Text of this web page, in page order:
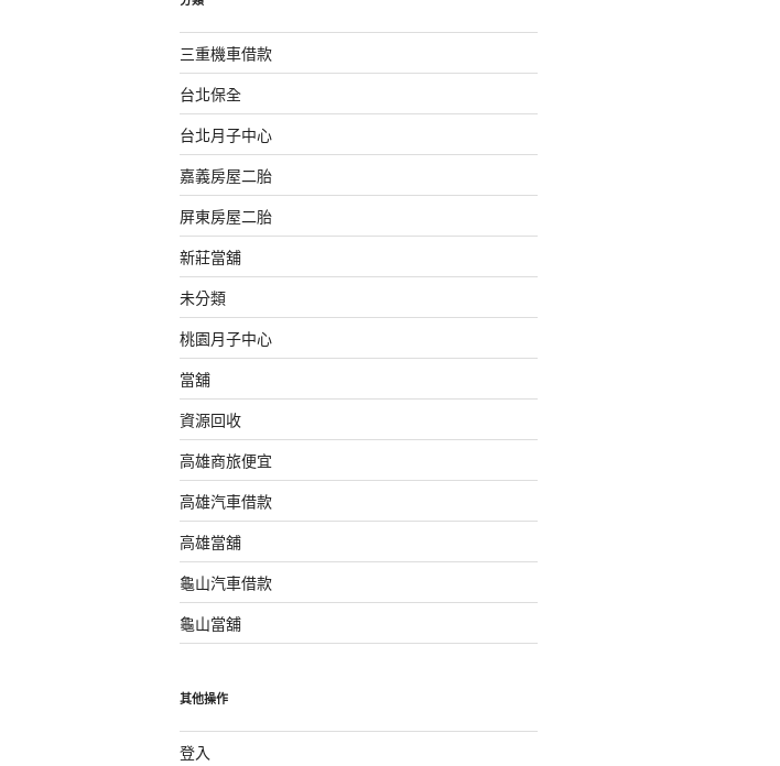
三重機車借款
台北保全
台北月子中心
嘉義房屋二胎
屏東房屋二胎
新莊當舖
未分類
桃園月子中心
當舖
資源回收
高雄商旅便宜
高雄汽車借款
高雄當舖
龜山汽車借款
龜山當舖
其他操作
登入